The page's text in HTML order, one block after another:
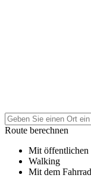
Route berechnen
Mit öffentlichen
Walking
Mit dem Fahrrad